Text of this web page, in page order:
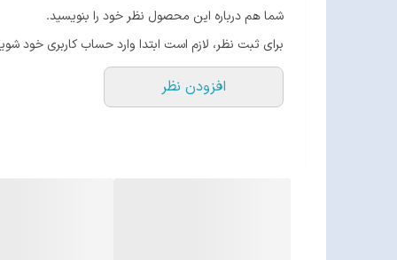
شما هم درباره این محصول نظر خود را بنویسید.
برای ثبت نظر، لازم است ابتدا وارد حساب کاربری خود
افزودن نظر